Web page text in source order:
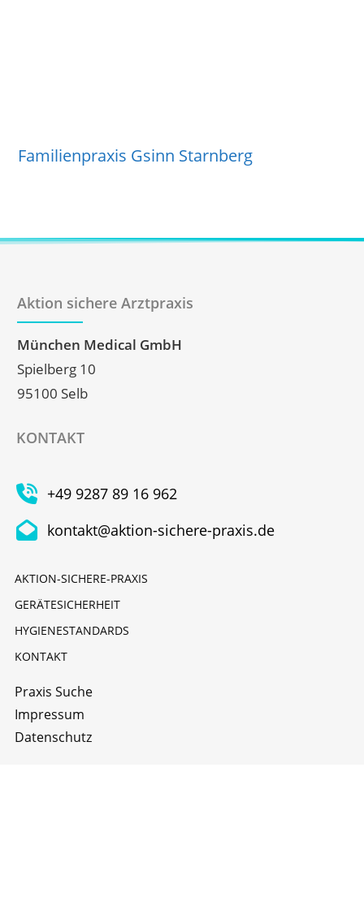
Familienpraxis Gsinn Starnberg
Aktion sichere Arztpraxis
München Medical GmbH
Spielberg 10
95100 Selb
KONTAKT
+49 9287 89 16 962
kontakt@aktion-sichere-praxis.de
AKTION-SICHERE-PRAXIS
GERÄTESICHERHEIT
HYGIENESTANDARDS
KONTAKT
Praxis Suche
Impressum
Datenschutz